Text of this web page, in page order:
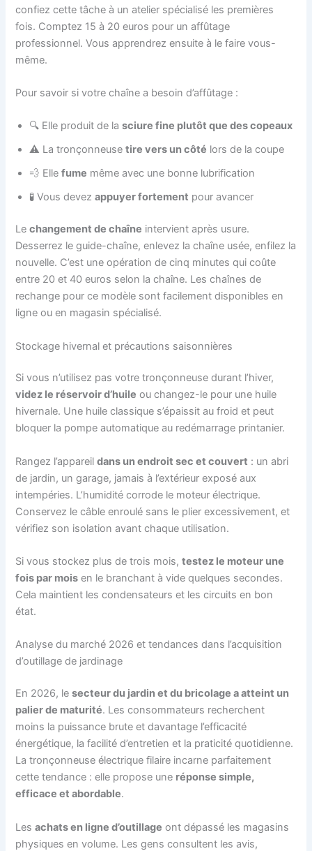
confiez cette tâche à un atelier spécialisé les premières
fois. Comptez 15 à 20 euros pour un affûtage
professionnel. Vous apprendrez ensuite à le faire vous-
même.
Pour savoir si votre chaîne a besoin d’affûtage :
🔍 Elle produit de lasciure fine plutôt que des copeaux
⚠️ La tronçonneusetire vers un côté lors de la coupe
💨 Ellefume même avec une bonne lubrification
🧪 Vous devezappuyer fortement pour avancer
Lechangement de chaîne intervient après usure.
Desserrez le guide-chaîne, enlevez la chaîne usée, enfilez la
nouvelle. C’est une opération de cinq minutes qui coûte
entre 20 et 40 euros selon la chaîne. Les chaînes de
rechange pour ce modèle sont facilement disponibles en
ligne ou en magasin spécialisé.
Stockage hivernal et précautions saisonnières
Si vous n’utilisez pas votre tronçonneuse durant l’hiver,
videz le réservoir d’huile ou changez-le pour une huile
hivernale. Une huile classique s’épaissit au froid et peut
bloquer la pompe automatique au redémarrage printanier.
Rangez l’appareildans un endroit sec et couvert : un abri
de jardin, un garage, jamais à l’extérieur exposé aux
intempéries. L’humidité corrode le moteur électrique.
Conservez le câble enroulé sans le plier excessivement, et
vérifiez son isolation avant chaque utilisation.
Si vous stockez plus de trois mois,testez le moteur une
fois par mois en le branchant à vide quelques secondes.
Cela maintient les condensateurs et les circuits en bon
état.
Analyse du marché 2026 et tendances dans l’acquisition
d’outillage de jardinage
En 2026, lesecteur du jardin et du bricolage a atteint un
palier de maturité. Les consommateurs recherchent
moins la puissance brute et davantage l’efficacité
énergétique, la facilité d’entretien et la praticité quotidienne.
La tronçonneuse électrique filaire incarne parfaitement
cette tendance : elle propose une réponse simple,
efficace et abordable.
Lesachats en ligne d’outillage ont dépassé les magasins
physiques en volume. Les gens consultent les avis,